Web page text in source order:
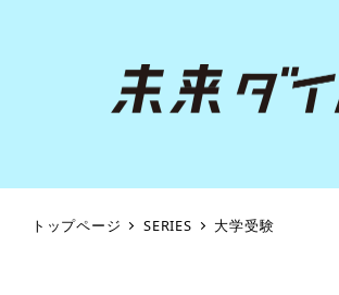
トップページ SERIES 大学受験